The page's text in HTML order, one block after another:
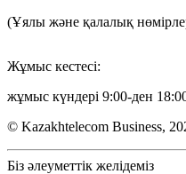
(Ұялы және қалалық
Жұмыс кестесі:
жұмыс күндері 9:00-ден
© Kazakhtelecom Business,
Біз әлеуметтік желідеміз